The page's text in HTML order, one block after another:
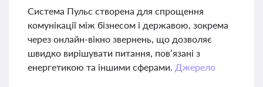
Система Пульс створена для спрощення
комунікації між бізнесом і державою, зокрема
через онлайн-вікно звернень, що дозволяє
швидко вирішувати питання, пов’язані з
енергетикою та іншими сферами. Джерело